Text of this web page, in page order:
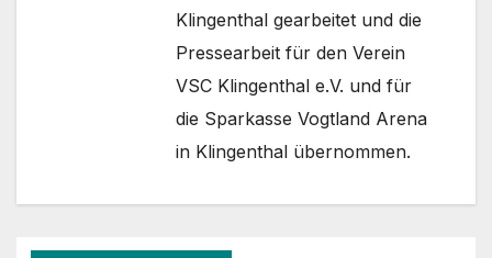
Klingenthal gearbeitet und die
Pressearbeit für den Verein
VSC Klingenthal e.V. und für
die Sparkasse Vogtland Arena
in Klingenthal übernommen.